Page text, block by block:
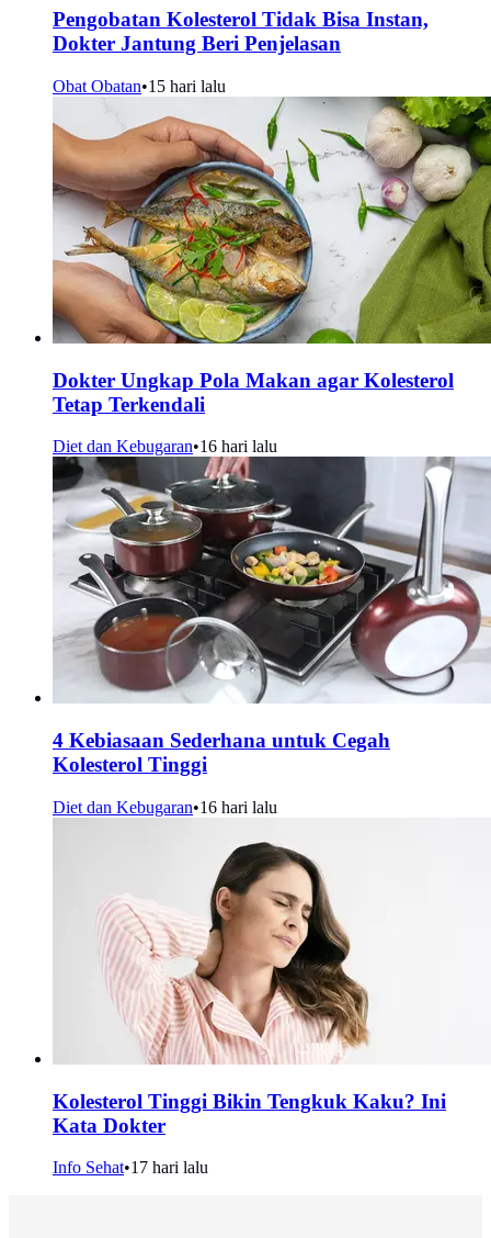
Pengobatan Kolesterol Tidak Bisa Instan,
Dokter Jantung Beri Penjelasan
Obat Obatan•15 hari lalu
Dokter Ungkap Pola Makan agar Kolesterol
Tetap Terkendali
Diet dan Kebugaran•16 hari lalu
4 Kebiasaan Sederhana untuk Cegah
Kolesterol Tinggi
Diet dan Kebugaran•16 hari lalu
Kolesterol Tinggi Bikin Tengkuk Kaku? Ini
Kata Dokter
Info Sehat•17 hari lalu